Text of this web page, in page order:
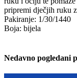
pripremi dječjih ruku
Pakiranje: 1/30/1440
Boja: bijela
Nedavno pogledani